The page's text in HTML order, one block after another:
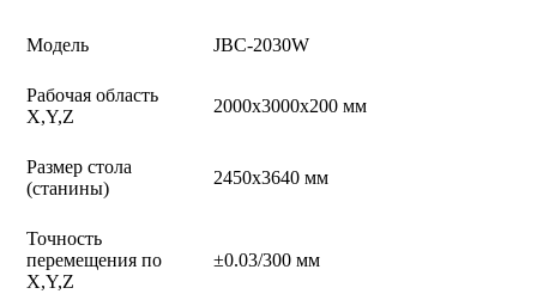
Модель JBC-2030W
Рабочая область
X,Y,Z
2000х3000x200 мм
Размер стола
(станины)
2450x3640 мм
Точность
перемещения по
X,Y,Z
±0.03/300 мм